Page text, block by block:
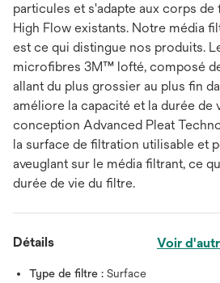
particules et s'adapte aux corps
High Flow existants. Notre média
est ce qui distingue nos produits.
microfibres 3M™ lofté, composé
allant du plus grossier au plus fin
améliore la capacité et la durée de
conception Advanced Pleat
la surface de filtration utilisable et
aveuglant sur le média filtrant, ce
durée de vie du filtre.
Détails Voir
Type de filtre : Surface